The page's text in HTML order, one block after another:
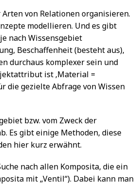
von Relationen organisieren.
modellieren. Und es gibt
nach Wissensgebiet
Beschaffenheit (besteht aus),
durchaus komplexer sein und
ist ‚Material =
die gezielte Abfrage von Wissen
bzw. vom Zweck der
Es gibt einige Methoden, diese
hier kurz erwähnt.
nach allen Komposita, die ein
mit „Ventil“). Dabei kann man